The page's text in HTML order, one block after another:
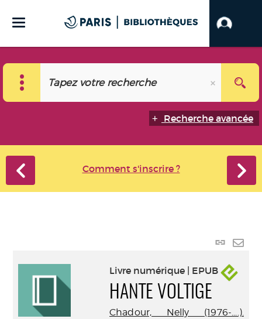
Recherche avancée
Comment s'inscrire ?
Lien
Livre numérique | EPUB
HANTE VOLTIGE
Chadour, Nelly (1976-....).